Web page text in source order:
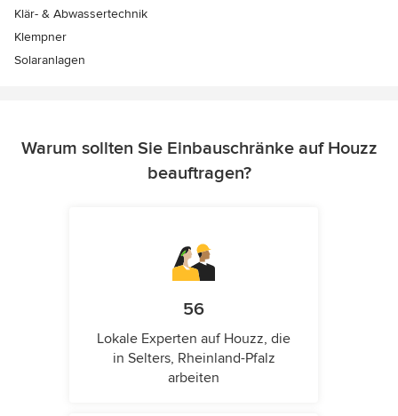
Klär- & Abwassertechnik
Klempner
Solaranlagen
Warum sollten Sie Einbauschränke auf Houzz
beauftragen?
56
Lokale Experten auf Houzz, die
in Selters, Rheinland-Pfalz
arbeiten